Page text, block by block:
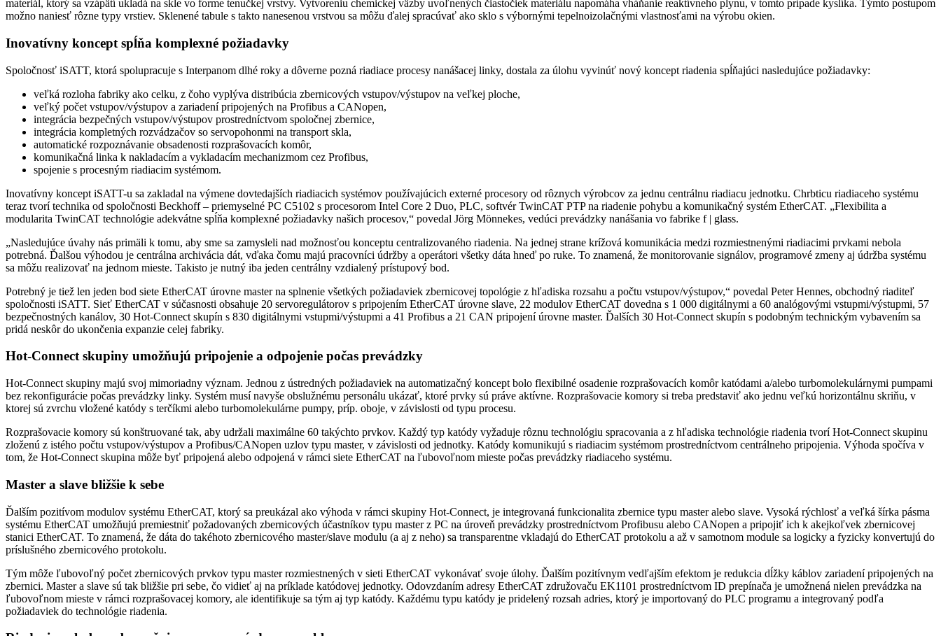
materiál, ktorý sa vzápätí ukladá na skle vo forme tenučkej vrstvy. Vytvoreniu chemickej väzby uvoľnených čiastočiek materiálu napomáha vháňanie reaktívneho plynu, v tomto prípade kyslíka. Týmto postupom
možno naniesť rôzne typy vrstiev. Sklenené tabule s takto nanesenou vrstvou sa môžu ďalej spracúvať ako sklo s výbornými tepelnoizolačnými vlastnosťami na výrobu okien.
Inovatívny koncept spĺňa komplexné požiadavky
Spoločnosť iSATT, ktorá spolupracuje s Interpanom dlhé roky a dôverne pozná riadiace procesy nanášacej linky, dostala za úlohu vyvinúť nový koncept riadenia spĺňajúci nasledujúce požiadavky:
veľká rozloha fabriky ako celku, z čoho vyplýva distribúcia zbernicových vstupov/výstupov na veľkej ploche,
veľký počet vstupov/výstupov a zariadení pripojených na Profibus a CANopen,
integrácia bezpečných vstupov/výstupov prostredníctvom spoločnej zbernice,
integrácia kompletných rozvádzačov so servopohonmi na transport skla,
automatické rozpoznávanie obsadenosti rozprašovacích komôr,
komunikačná linka k nakladacím a vykladacím mechanizmom cez Profibus,
spojenie s procesným riadiacim systémom.
Inovatívny koncept iSATT-u sa zakladal na výmene dovtedajších riadiacich systémov používajúcich externé procesory od rôznych výrobcov za jednu centrálnu riadiacu jednotku. Chrbticu riadiaceho systému
teraz tvorí technika od spoločnosti Beckhoff – priemyselné PC C5102 s procesorom Intel Core 2 Duo, PLC, softvér TwinCAT PTP na riadenie pohybu a komunikačný systém EtherCAT. „Flexibilita a
modularita TwinCAT technológie adekvátne spĺňa komplexné požiadavky našich procesov,“ povedal Jörg Mönnekes, vedúci prevádzky nanášania vo fabrike f | glass.
„Nasledujúce úvahy nás primäli k tomu, aby sme sa zamysleli nad možnosťou konceptu centralizovaného riadenia. Na jednej strane krížová komunikácia medzi rozmiestnenými riadiacimi prvkami nebola
potrebná. Ďalšou výhodou je centrálna archivácia dát, vďaka čomu majú pracovníci údržby a operátori všetky dáta hneď po ruke. To znamená, že monitorovanie signálov, programové zmeny aj údržba systému
sa môžu realizovať na jednom mieste. Takisto je nutný iba jeden centrálny vzdialený prístupový bod.
Potrebný je tiež len jeden bod siete EtherCAT úrovne master na splnenie všetkých požiadaviek zbernicovej topológie z hľadiska rozsahu a počtu vstupov/výstupov,“ povedal Peter Hennes, obchodný riaditeľ
spoločnosti iSATT. Sieť EtherCAT v súčasnosti obsahuje 20 servoregulátorov s pripojením EtherCAT úrovne slave, 22 modulov EtherCAT dovedna s 1 000 digitálnymi a 60 analógovými vstupmi/výstupmi, 57
bezpečnostných kanálov, 30 Hot-Connect skupín s 830 digitálnymi vstupmi/výstupmi a 41 Profibus a 21 CAN pripojení úrovne master. Ďalších 30 Hot-Connect skupín s podobným technickým vybavením sa
pridá neskôr do ukončenia expanzie celej fabriky.
Hot-Connect skupiny umožňujú pripojenie a odpojenie počas prevádzky
Hot-Connect skupiny majú svoj mimoriadny význam. Jednou z ústredných požiadaviek na automatizačný koncept bolo flexibilné osadenie rozprašovacích komôr katódami a/alebo turbomolekulárnymi pumpami
bez rekonfigurácie počas prevádzky linky. Systém musí navyše obslužnému personálu ukázať, ktoré prvky sú práve aktívne. Rozprašovacie komory si treba predstaviť ako jednu veľkú horizontálnu skriňu, v
ktorej sú zvrchu vložené katódy s terčíkmi alebo turbomolekulárne pumpy, príp. oboje, v závislosti od typu procesu.
Rozprašovacie komory sú konštruované tak, aby udržali maximálne 60 takýchto prvkov. Každý typ katódy vyžaduje rôznu technológiu spracovania a z hľadiska technológie riadenia tvorí Hot-Connect skupinu
zloženú z istého počtu vstupov/výstupov a Profibus/CANopen uzlov typu master, v závislosti od jednotky. Katódy komunikujú s riadiacim systémom prostredníctvom centrálneho pripojenia. Výhoda spočíva v
tom, že Hot-Connect skupina môže byť pripojená alebo odpojená v rámci siete EtherCAT na ľubovoľnom mieste počas prevádzky riadiaceho systému.
Master a slave bližšie k sebe
Ďalším pozitívom modulov systému EtherCAT, ktorý sa preukázal ako výhoda v rámci skupiny Hot-Connect, je integrovaná funkcionalita zbernice typu master alebo slave. Vysoká rýchlosť a veľká šírka pásma
systému EtherCAT umožňujú premiestniť požadovaných zbernicových účastníkov typu master z PC na úroveň prevádzky prostredníctvom Profibusu alebo CANopen a pripojiť ich k akejkoľvek zbernicovej
stanici EtherCAT. To znamená, že dáta do takéhoto zbernicového master/slave modulu (a aj z neho) sa transparentne vkladajú do EtherCAT protokolu a až v samotnom module sa logicky a fyzicky konvertujú do
príslušného zbernicového protokolu.
Tým môže ľubovoľný počet zbernicových prvkov typu master rozmiestnených v sieti EtherCAT vykonávať svoje úlohy. Ďalším pozitívnym vedľajším efektom je redukcia dĺžky káblov zariadení pripojených na
zbernici. Master a slave sú tak bližšie pri sebe, čo vidieť aj na príklade katódovej jednotky. Odovzdaním adresy EtherCAT združovaču EK1101 prostredníctvom ID prepínača je umožnená nielen prevádzka na
ľubovoľnom mieste v rámci rozprašovacej komory, ale identifikuje sa tým aj typ katódy. Každému typu katódy je pridelený rozsah adries, ktorý je importovaný do PLC programu a integrovaný podľa
požiadaviek do technológie riadenia.